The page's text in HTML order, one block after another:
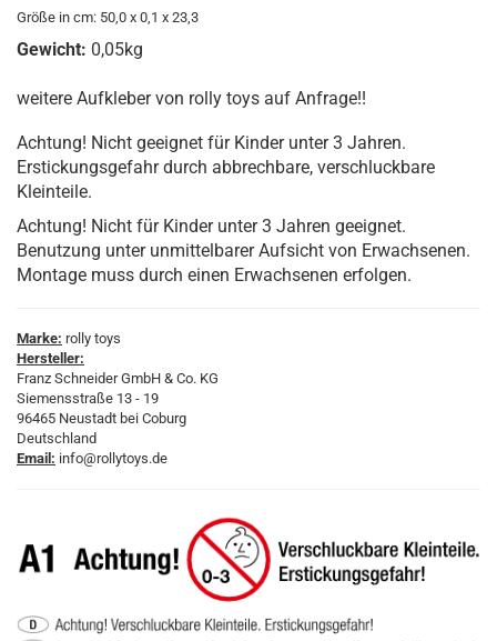
Größe in cm: 50,0 x 0,1 x 23,3
Gewicht: 0,05kg
weitere Aufkleber von rolly toys auf Anfrage!!
Achtung! Nicht geeignet für Kinder unter 3 Jahren.
Erstickungsgefahr durch abbrechbare, verschluckbare
Kleinteile.
Achtung! Nicht für Kinder unter 3 Jahren geeignet.
Benutzung unter unmittelbarer Aufsicht von Erwachsenen.
Montage muss durch einen Erwachsenen erfolgen.
Marke: rolly toys
Hersteller:
Franz Schneider GmbH & Co. KG
Siemensstraße 13 - 19
96465 Neustadt bei Coburg
Deutschland
Email: info@rollytoys.de